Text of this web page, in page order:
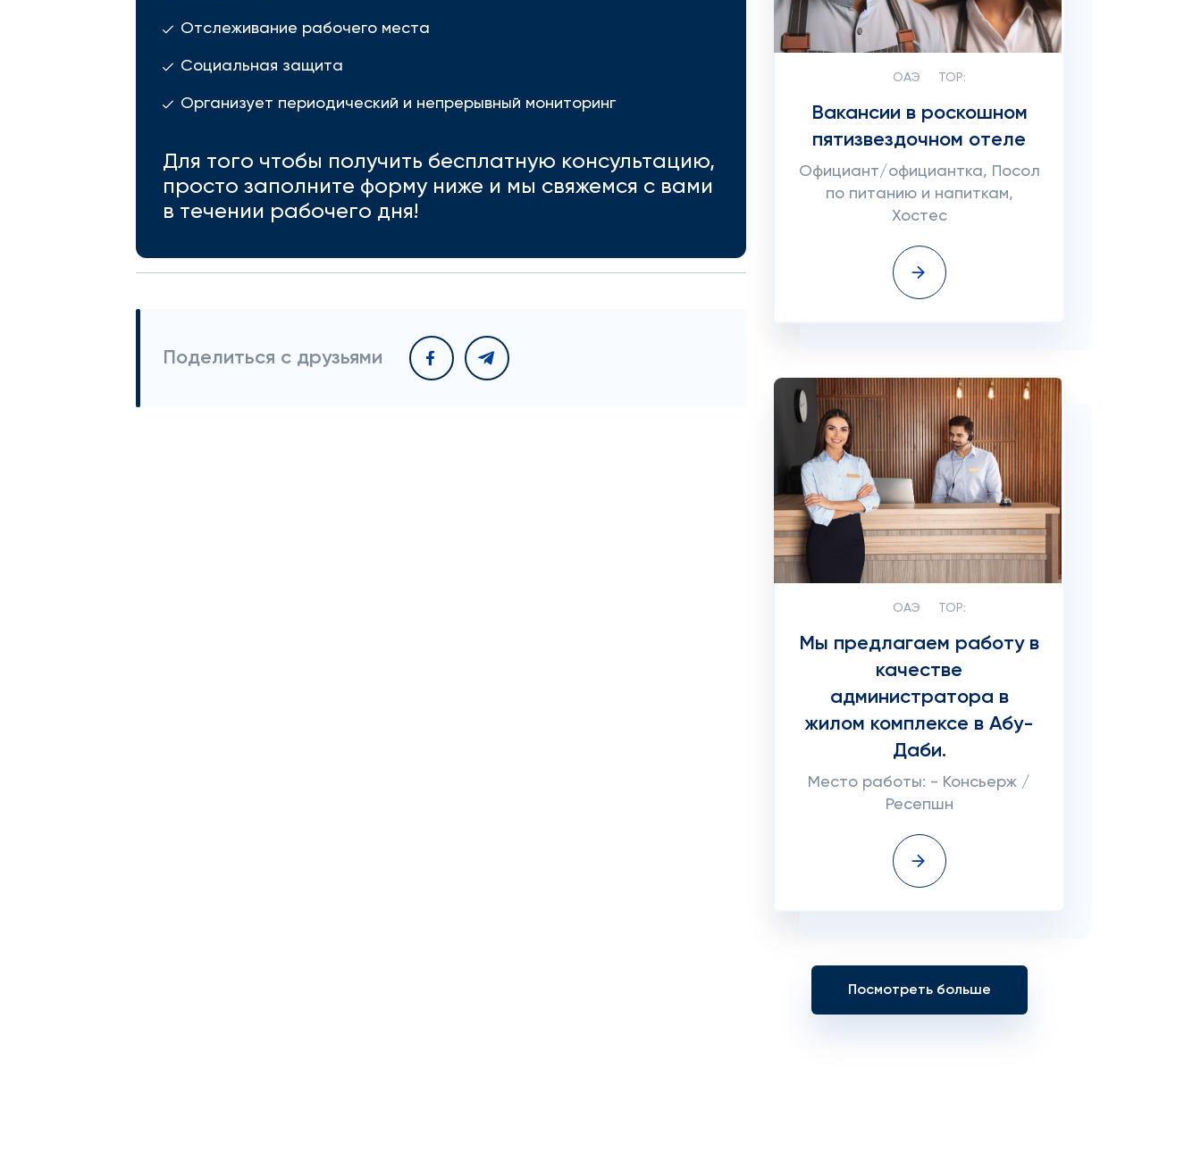
Отслеживание рабочего места
Социальная защита
Организует периодический и непрерывный мониторинг
Для того чтобы получить бесплатную консультацию,
просто заполните форму ниже и мы свяжемся с вами
в течении рабочего дня!
Поделиться с друзьями
ОАЭ TOP:
Вакансии в роскошном
пятизвездочном отеле
Официант/официантка, Посол
по питанию и напиткам,
Хостес
ОАЭ TOP:
Мы предлагаем работу в
качестве
администратора в
жилом комплексе в Абу-
Даби.
Место работы: - Консьерж /
Ресепшн
Посмотреть больше